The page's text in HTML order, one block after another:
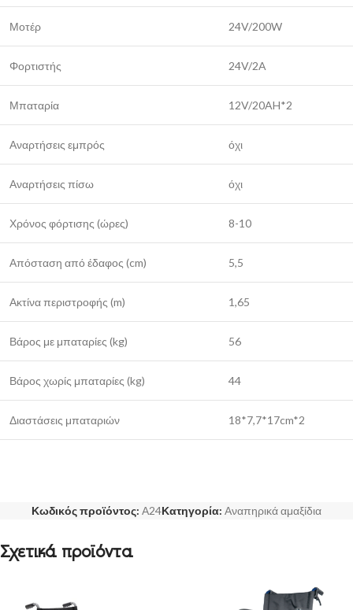
Μοτέρ 24V/200W
Φορτιστής 24V/2A
Μπαταρία 12V/20AH*2
Αναρτήσεις εμπρός όχι
Αναρτήσεις πίσω όχι
Χρόνος φόρτισης (ώρες) 8-10
Απόσταση από έδαφος (cm) 5,5
Ακτίνα περιστροφής (m) 1,65
Βάρος με μπαταρίες (kg) 56
Βάρος χωρίς μπαταρίες (kg) 44
Διαστάσεις μπαταριών 18*7,7*17cm*2
Κωδικός προϊόντος: Α24Κατηγορία: Αναπηρικά αμαξίδια
Σχετικά προϊόντα